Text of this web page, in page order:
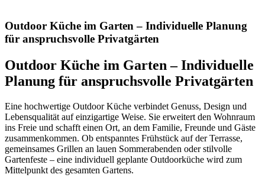
Outdoor Küche im Garten – Individuelle Planung
für anspruchsvolle Privatgärten
Outdoor Küche im Garten – Individuelle
Planung für anspruchsvolle Privatgärten
Eine hochwertige Outdoor Küche verbindet Genuss, Design und
Lebensqualität auf einzigartige Weise. Sie erweitert den Wohnraum
ins Freie und schafft einen Ort, an dem Familie, Freunde und Gäste
zusammenkommen. Ob entspanntes Frühstück auf der Terrasse,
gemeinsames Grillen an lauen Sommerabenden oder stilvolle
Gartenfeste – eine individuell geplante Outdoorküche wird zum
Mittelpunkt des gesamten Gartens.